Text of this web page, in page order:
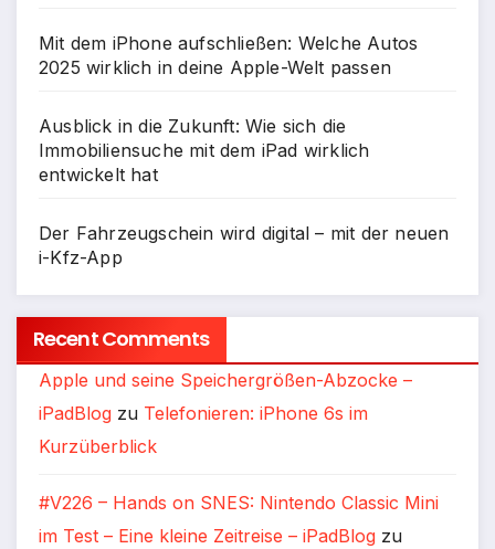
Mit dem iPhone aufschließen: Welche Autos
2025 wirklich in deine Apple-Welt passen
Ausblick in die Zukunft: Wie sich die
Immobiliensuche mit dem iPad wirklich
entwickelt hat
Der Fahrzeugschein wird digital – mit der neuen
i-Kfz-App
Recent Comments
Apple und seine Speichergrößen-Abzocke –
iPadBlog zu Telefonieren: iPhone 6s im
Kurzüberblick
#V226 – Hands on SNES: Nintendo Classic Mini
im Test – Eine kleine Zeitreise – iPadBlog zu